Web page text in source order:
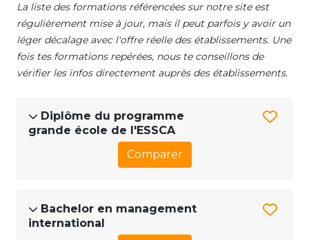
La liste des formations référencées sur notre site est
régulièrement mise à jour, mais il peut parfois y avoir un
léger décalage avec l'offre réelle des établissements. Une
fois tes formations repérées, nous te conseillons de
vérifier les infos directement auprès des établissements.
Diplôme du programme
grande école de l'ESSCA
Comparer
Bachelor en management
international